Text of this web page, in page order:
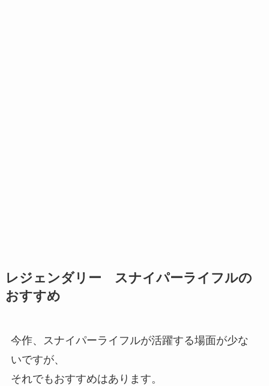
レジェンダリー スナイパーライフルの
おすすめ
今作、スナイパーライフルが活躍する場面が少な
いですが、
それでもおすすめはあります。